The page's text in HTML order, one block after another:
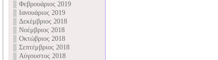
Φεβρουάριος 2019
Ιανουάριος 2019
Δεκέμβριος 2018
Νοέμβριος 2018
Οκτώβριος 2018
Σεπτέμβριος 2018
Αύγουστος 2018